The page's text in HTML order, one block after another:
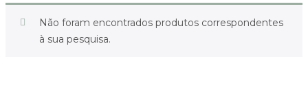
Não foram encontrados produtos correspondentes
à sua pesquisa.